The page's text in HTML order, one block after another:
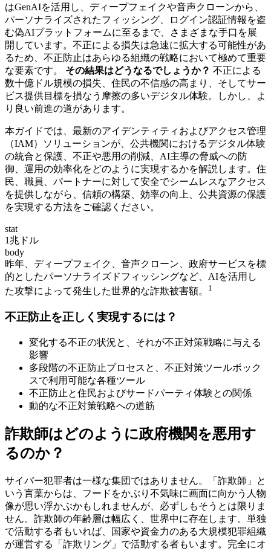
はGenAIを活用し、ディープフェイクや音声クローンから、
パーソナライズされたフィッシング、ログイン認証情報を盗
む偽AIプラットフォームに至るまで、さまざまな手口を展
開しています。不正による損失は急速に拡大する可能性があ
るため、不正防止はあらゆる組織の戦略において極めて重要
な要素です。 その結果はどうなるでしょうか？ 不正による
数十億ドル規模の損失、住民の不信感の高まり、そしてサー
ビス提供目標を損なう摩擦の多いデジタル体験。しかし、よ
り良い前進の道があります。
本ガイドでは、最新のアイデンティティおよびアクセス管理
（IAM）ソリューションが、公共機関におけるデジタル体験
の統合と保護、不正や悪用の削減、AI主導の脅威への防
御、運用の効率化をどのように実現するかを解説します。住
民、職員、パートナーに対して安全でシームレスなアクセス
を提供しながら、信頼の構築、効率の向上、公共資源の保護
を実現する方法をご確認ください。
stat
1兆ドル
body
昨年、ディープフェイク、音声クローン、政府サービスを標
的としたパーソナライズドフィッシングなど、AIを活用し
た攻撃によって発生した世界的な詐欺被害額。
1
不正防止を正しく実現するには？
変化する不正の状況と、それが不正対策戦略に与える
影響
多段階の不正防止プロセスと、不正対策ツールボック
スで利用可能な各種ツール
不正防止と住民およびサードパーティ体験との関係
動的な不正対策戦略への道筋
詐欺師はどのように政府機関を悪用す
るのか？
サイバー犯罪者は一様な集団ではありません。「詐欺師」と
いう言葉からは、フードをかぶり不気味に画面に向かう人物
像が思い浮かぶかもしれませんが、必ずしもそうとは限りま
せん。詐欺師の年齢層は幅広く、世界中に存在します。単独
で活動する者もいれば、国家や資金力のある大規模犯罪組織
が運営する「詐欺リング」で活動する者もいます。完全にオ